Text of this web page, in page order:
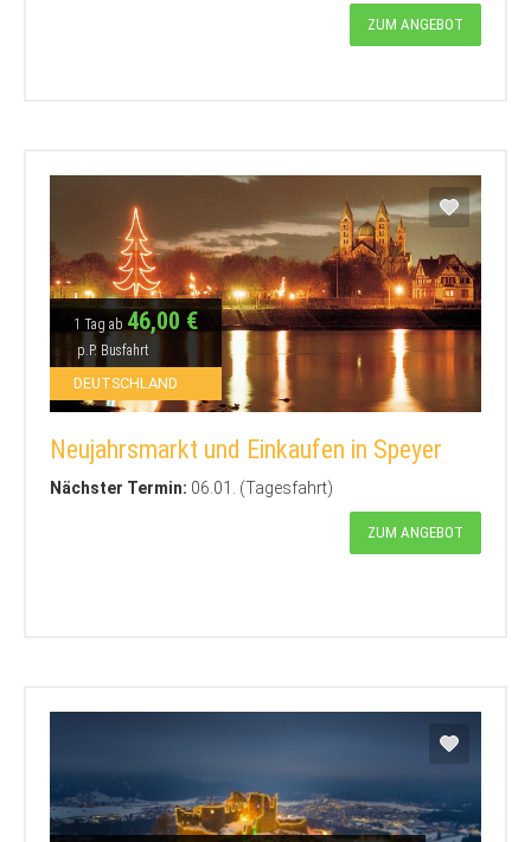
ZUM ANGEBOT
1 Tag ab 46,00 €
p.P. Busfahrt
DEUTSCHLAND
Neujahrsmarkt und Einkaufen in Speyer
Nächster Termin: 06.01. (Tagesfahrt)
ZUM ANGEBOT